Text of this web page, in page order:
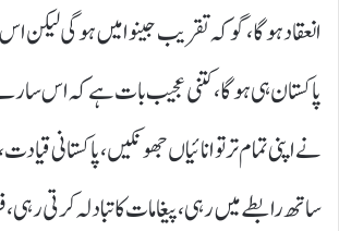
انعقاد ہو گا، گو کہ تقریب جینوا میں ہوگی لیکن
پاکستان ہی ہو گا، کتنی عجیب بات ہے کہ اس
نے اپنی تمام تر توانائیاں جھونکیں، پاکستانی
ساتھ رابطے میں رہی، پیغامات کا تبادلہ کرتی